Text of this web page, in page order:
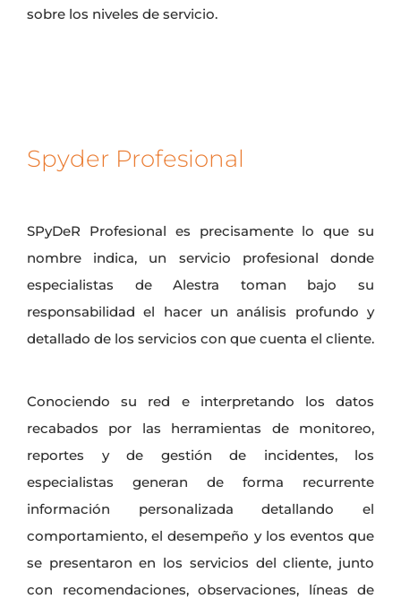
sobre los niveles de servicio.
Spyder Profesional
SPyDeR Profesional es precisamente lo que su
nombre indica, un servicio profesional donde
especialistas de Alestra toman bajo su
responsabilidad el hacer un análisis profundo y
detallado de los servicios con que cuenta el cliente.
Conociendo su red e interpretando los datos
recabados por las herramientas de monitoreo,
reportes y de gestión de incidentes, los
especialistas generan de forma recurrente
información personalizada detallando el
comportamiento, el desempeño y los eventos que
se presentaron en los servicios del cliente, junto
con recomendaciones, observaciones, líneas de